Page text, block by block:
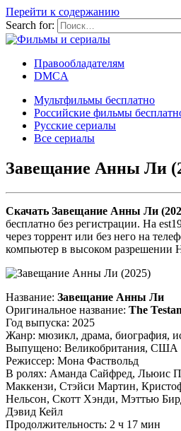
Перейти к содержанию
Search for:
Правообладателям
DMCA
Мультфильмы бесплатно
Российские фильмы
Русские сериалы
Все сериалы
Завещание Анны Ли
Скачать Завещание Анны Ли
бесплатно без регистрации. На
через торрент или без него на
компьютер в высоком разрешении
Название: Завещание Анны Ли
Оригинальное название: The
Год выпуска: 2025
Жанр: мюзикл, драма, биография,
Выпущено: Великобритания, США
Режиссер: Мона Фаствольд
В ролях: Аманда Сайфред, Льюис
Маккензи, Стэйси Мартин,
Нельсон, Скотт Хэнди, Мэттью
Дэвид Кейл
Продолжительность: 2 ч 17 мин